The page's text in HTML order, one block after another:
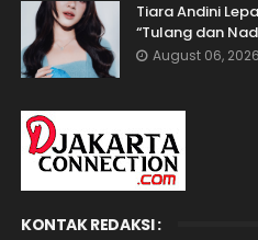
Tiara Andini
“Tulang dan
August 06, 2026
KONTAK REDAKSI :